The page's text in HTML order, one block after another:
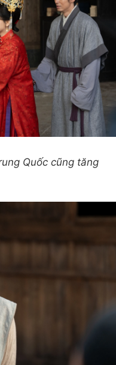
Quốc cũng tăng